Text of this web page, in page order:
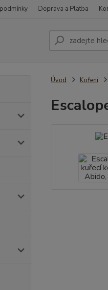
Doprava a Platba
Úvod Koření